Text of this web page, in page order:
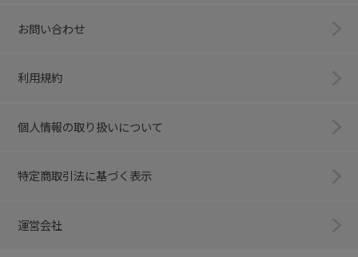
お問い合わせ
利用規約
個人情報の取り扱いについて
特定商取引法に基づく表示
運営会社